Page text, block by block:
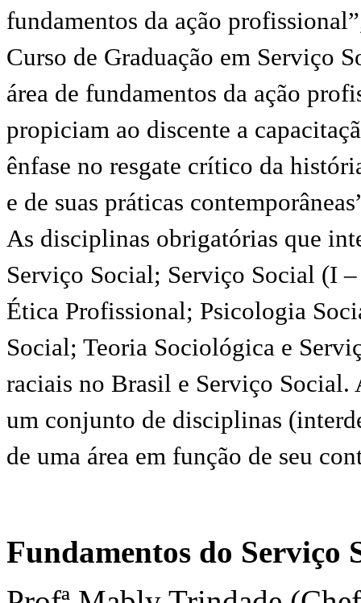
fundamentos da ação
Curso de Graduação em Serviço
área de fundamentos da ação
propiciam ao discente a
ênfase no resgate crítico da
e de suas práticas
As disciplinas obrigatórias que
Serviço Social; Serviço Social (I
Ética Profissional; Psicologia
Social; Teoria Sociológica e
raciais no Brasil e Serviço Social.
um conjunto de disciplinas
de uma área em função de seu
Fundamentos do Serviço